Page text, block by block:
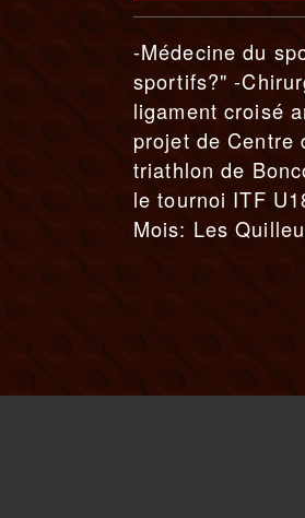
-Médecine du
sportifs?" -
ligament croisé
projet de Centre
triathlon de
le tournoi ITF
Mois: Les